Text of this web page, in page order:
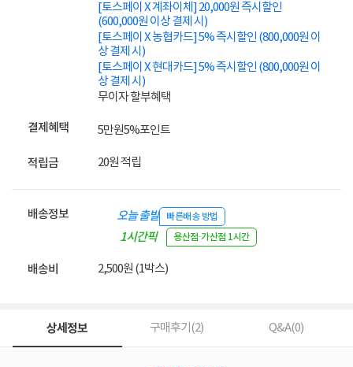
[토스페이 X 계좌이체] 20,000원 즉시할인
(600,000원 이상 결제 시)
[토스페이 X 농협카드] 5% 즉시할인 (800,000원 이
상 결제 시)
[토스페이 X 현대카드] 5% 즉시할인 (800,000원 이
상 결제 시)
무이자 할부혜택
결제혜택 5만원5%포인트
적립금 20원 적립
배송정보 오늘 출발 빠른배송 방법
1시간픽
용산점·가산점 1시간
배송비 2,500원 (1박스)
상세정보 구매후기(2) Q&A(0)